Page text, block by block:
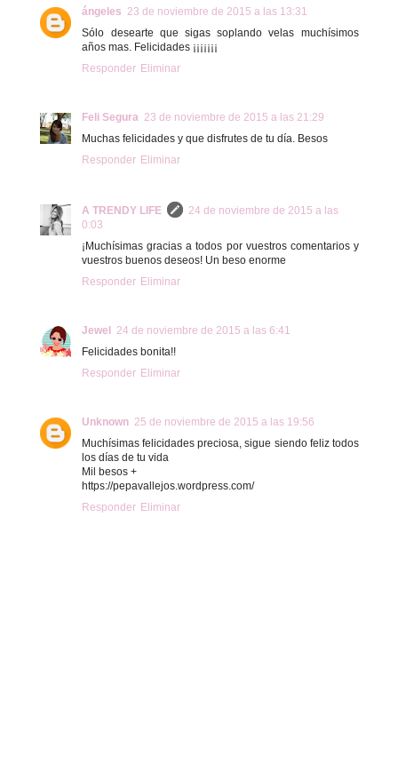
ángeles 23 de noviembre de 2015 a las 13:31
Sólo desearte que sigas soplando velas muchísimos
años mas. Felicidades ¡¡¡¡¡¡¡
Responder Eliminar
Feli Segura 23 de noviembre de 2015 a las 21:29
Muchas felicidades y que disfrutes de tu día. Besos
Responder Eliminar
A TRENDY LIFE
24 de noviembre de 2015 a las
0:03
¡Muchísimas gracias a todos por vuestros comentarios y
vuestros buenos deseos! Un beso enorme
Responder Eliminar
Jewel 24 de noviembre de 2015 a las 6:41
Felicidades bonita!!
Responder Eliminar
Unknown 25 de noviembre de 2015 a las 19:56
Muchísimas felicidades preciosa, sigue siendo feliz todos
los días de tu vida
Mil besos +
https://pepavallejos.wordpress.com/
Responder Eliminar